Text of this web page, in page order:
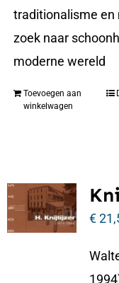
traditionalisme
zoek naar
moderne wereld
Toevoegen aan
winkelwagen
€